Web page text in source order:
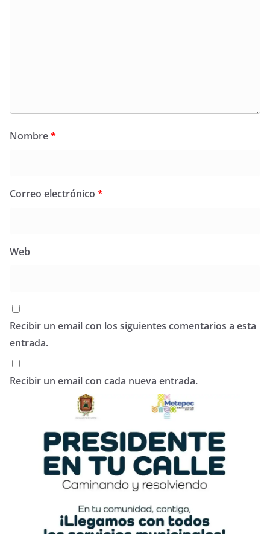
Nombre*
Correo electrónico *
Web
Recibir un email con los siguientes comentarios a esta
entrada.
Recibir un email con cada nueva entrada.